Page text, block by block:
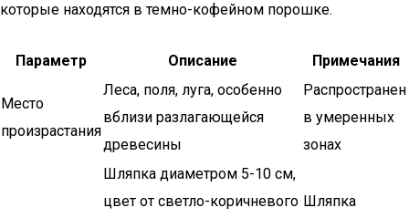
которые находятся в темно-кофейном порошке.
Параметр Описание Примечания
Место
произрастания
Леса, поля, луга, особенно
вблизи разлагающейся
древесины
Распространен
в умеренных
зонах
Шляпка диаметром 5-10 см,
цвет от светло-коричневого Шляпка